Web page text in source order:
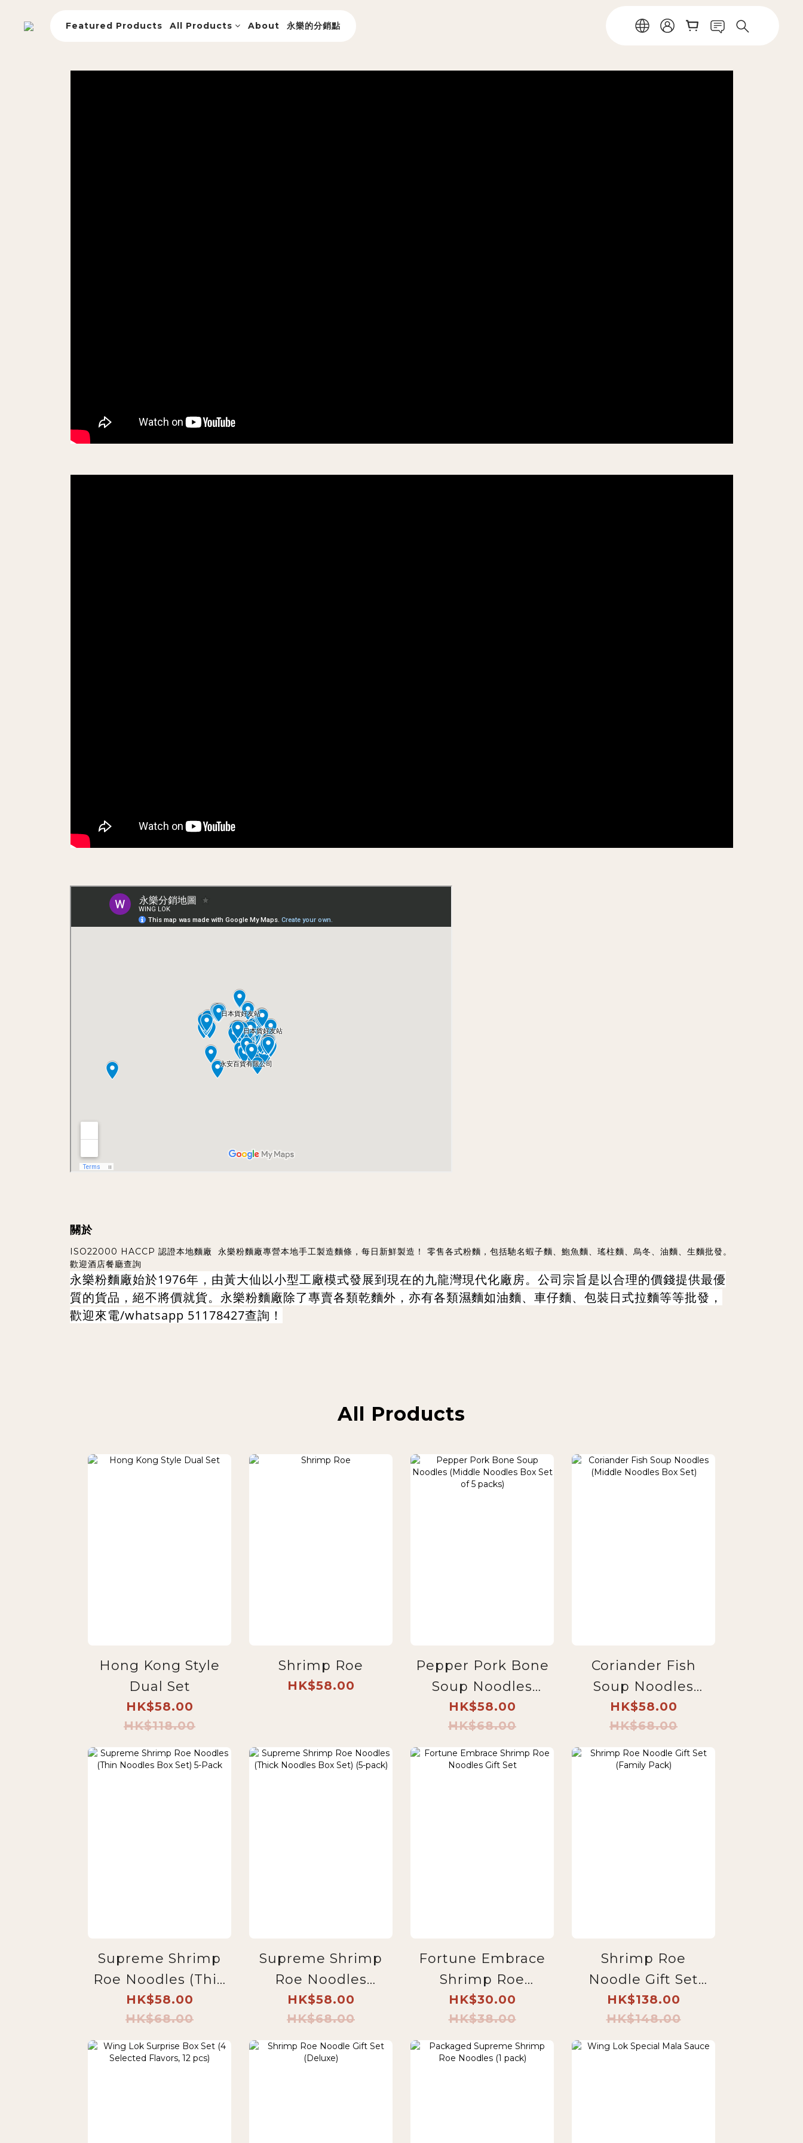
Featured Products All Products About 永樂的分銷點
關於
ISO22000 HACCP 認證本地麵廠 永樂粉麵廠專營本地手工製造麵條，每日新鮮製造！ 零售各式粉麵，包括馳名蝦子麵、鮑魚麵、瑤柱麵、烏冬、油麵、生麵批發。
歡迎酒店餐廳查詢
永樂粉麵廠始於1976年，由黃大仙以小型工廠模式發展到現在的九龍灣現代化廠房。公司宗旨是以合理的價錢提供最優
質的貨品，絕不將價就貨。永樂粉麵廠除了專賣各類乾麵外，亦有各類濕麵如油麵、車仔麵、包裝日式拉麵等等批發，
歡迎來電/whatsapp 51178427查詢！
All Products
Hong Kong Style
Dual Set
HK$58.00
HK$118.00
Shrimp Roe
HK$58.00
Pepper Pork Bone
Soup Noodles
(Middle Noodles
Box Set of 5
packs)
HK$58.00
HK$68.00
Coriander Fish
Soup Noodles
(Middle Noodles
Box Set)
HK$58.00
HK$68.00
Supreme Shrimp
Roe Noodles (Thin
Noodles Box Set)
5-Pack
HK$58.00
HK$68.00
Supreme Shrimp
Roe Noodles
(Thick Noodles
Box Set) (5-pack)
HK$58.00
HK$68.00
Fortune Embrace
Shrimp Roe
Noodles Gift Set
HK$30.00
HK$38.00
Shrimp Roe
Noodle Gift Set
(Family Pack)
HK$138.00
HK$148.00